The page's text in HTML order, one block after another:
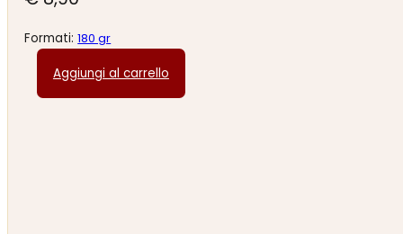
Formati:180 gr
Aggiungi al carrello